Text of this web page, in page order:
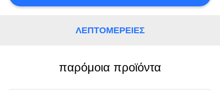
ΖΗΤΉΣΤΕ
ΧΆΡΤΗΣ
ΛΕΠΤΟΜΈΡΕΙΕΣ
παρόμοια προϊόντα